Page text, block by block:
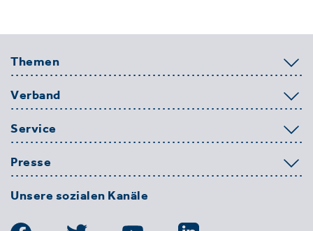
Themen
Verband
Service
Presse
Unsere sozialen Kanäle